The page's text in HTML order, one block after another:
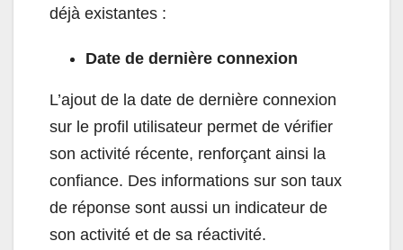
déjà existantes :
Date de dernière connexion
L’ajout de la date de dernière connexion
sur le profil utilisateur permet de vérifier
son activité récente, renforçant ainsi la
confiance. Des informations sur son taux
de réponse sont aussi un indicateur de
son activité et de sa réactivité.